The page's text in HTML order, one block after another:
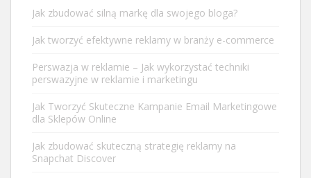
Jak zbudować silną markę dla swojego bloga?
Jak tworzyć efektywne reklamy w branży e-commerce
Perswazja w reklamie – Jak wykorzystać techniki
perswazyjne w reklamie i marketingu
Jak Tworzyć Skuteczne Kampanie Email Marketingowe
dla Sklepów Online
Jak zbudować skuteczną strategię reklamy na
Snapchat Discover